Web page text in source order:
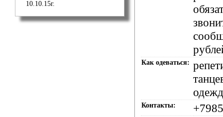
10.10.15г.
Как одеваться:
Контакты: